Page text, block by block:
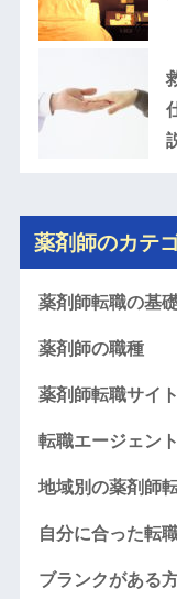
薬剤師のカテ
薬剤師転職の基
薬剤師の職種
薬剤師転職サイ
転職エージェン
地域別の薬剤師
自分に合った転
ブランクがある